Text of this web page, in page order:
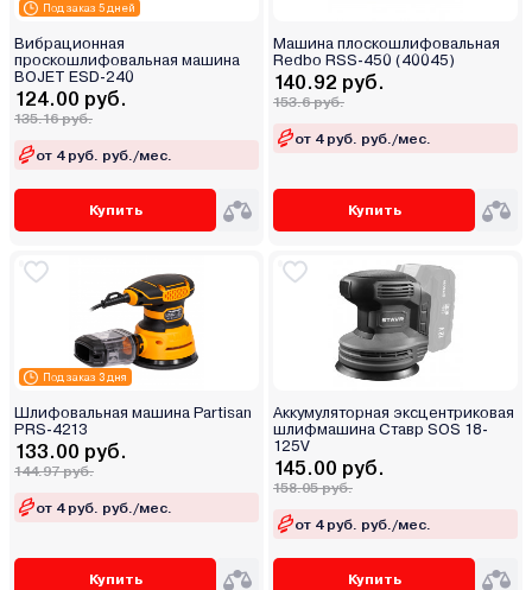
Под заказ 5 дней
Вибрационная
проскошлифовальная машина
BOJET ESD-240
124.00 руб.
135.16 руб.
от 4 руб. руб./мес.
Купить
Машина плоскошлифовальная
Redbo RSS-450 (40045)
140.92 руб.
153.6 руб.
от 4 руб. руб./мес.
Купить
Под заказ 3 дня
Шлифовальная машина Partisan
PRS-4213
133.00 руб.
144.97 руб.
от 4 руб. руб./мес.
Купить
Аккумуляторная эксцентриковая
шлифмашина Ставр SOS 18-
125V
145.00 руб.
158.05 руб.
от 4 руб. руб./мес.
Купить